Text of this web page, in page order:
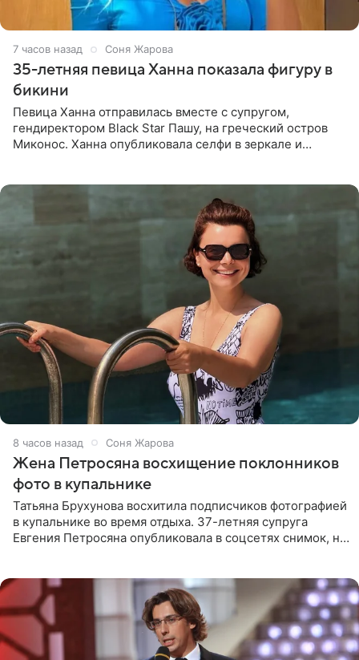
7 часов назад Соня Жарова
35-летняя певица Ханна показала фигуру в
бикини
Певица Ханна отправилась вместе с супругом,
гендиректором Black Star Пашу, на греческий остров
Миконос. Ханна опубликовала селфи в зеркале и
8 часов назад Соня Жарова
Жена Петросяна восхищение поклонников
фото в купальнике
Татьяна Брухунова восхитила подписчиков фотографией
в купальнике во время отдыха. 37-летняя супруга
Евгения Петросяна опубликовала в соцсетях снимок, на